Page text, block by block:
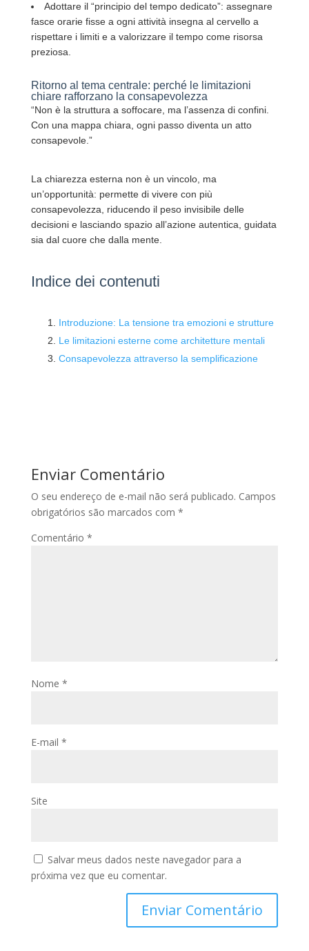
Adottare il “principio del tempo dedicato”: assegnare
fasce orarie fisse a ogni attività insegna al cervello a
rispettare i limiti e a valorizzare il tempo come risorsa
preziosa.
Ritorno al tema centrale: perché le limitazioni
chiare rafforzano la consapevolezza
“Non è la struttura a soffocare, ma l’assenza di confini.
Con una mappa chiara, ogni passo diventa un atto
consapevole.”
La chiarezza esterna non è un vincolo, ma
un’opportunità: permette di vivere con più
consapevolezza, riducendo il peso invisibile delle
decisioni e lasciando spazio all’azione autentica, guidata
sia dal cuore che dalla mente.
Indice dei contenuti
Introduzione: La tensione tra emozioni e strutture
Le limitazioni esterne come architetture mentali
Consapevolezza attraverso la semplificazione
Enviar Comentário
O seu endereço de e-mail não será publicado. Campos
obrigatórios são marcados com *
Comentário *
Nome *
E-mail *
Site
Salvar meus dados neste navegador para a
próxima vez que eu comentar.